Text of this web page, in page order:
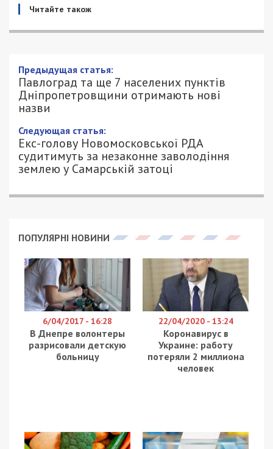
Читайте також
Предыдущая статья:
Павлоград та ще 7 населених пунктів
Дніпропетровщини отримають нові
назви
Следующая статья:
Екс-голову Новомосковської РДА
судитимуть за незаконне заволодіння
землею у Самарській затоці
ПОПУЛЯРНІ НОВИНИ
6/04/2017 - 16:28
В Днепре волонтеры
разрисовали детскую
больницу
22/04/2020 - 13:24
Коронавирус в
Украине: работу
потеряли 2 миллиона
человек